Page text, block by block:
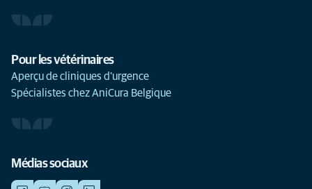
Pour les vétérinaires
Aperçu de cliniques d'urgence
Spécialistes chez AniCura Belgique
Médias sociaux